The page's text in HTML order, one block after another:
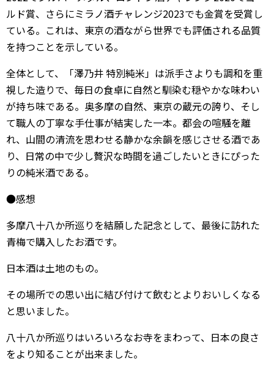
ルド賞、さらにミラノ酒チャレンジ2023でも金賞を受賞し
ている。これは、東京の酒ながら世界でも評価される品質
を持つことを示している。
全体として、「澤乃井 特別純米」は派手さよりも調和を重
視した造りで、毎日の食卓に自然と馴染む穏やかな味わい
が持ち味である。奥多摩の自然、東京の蔵元の誇り、そし
て職人の丁寧な手仕事が結実した一本。都会の喧騒を離
れ、山間の清流を思わせる静かな余韻を感じさせる酒であ
り、日常の中で少し贅沢な時間を過ごしたいときにぴった
りの純米酒である。
●感想
多摩八十八か所巡りを結願した記念として、最後に訪れた
青梅で購入したお酒です。
日本酒は土地のもの。
その場所での思い出に結び付けて飲むとよりおいしくなる
と思いました。
八十八か所巡りはいろいろなお寺をまわって、日本の良さ
をより知ることが出来ました。